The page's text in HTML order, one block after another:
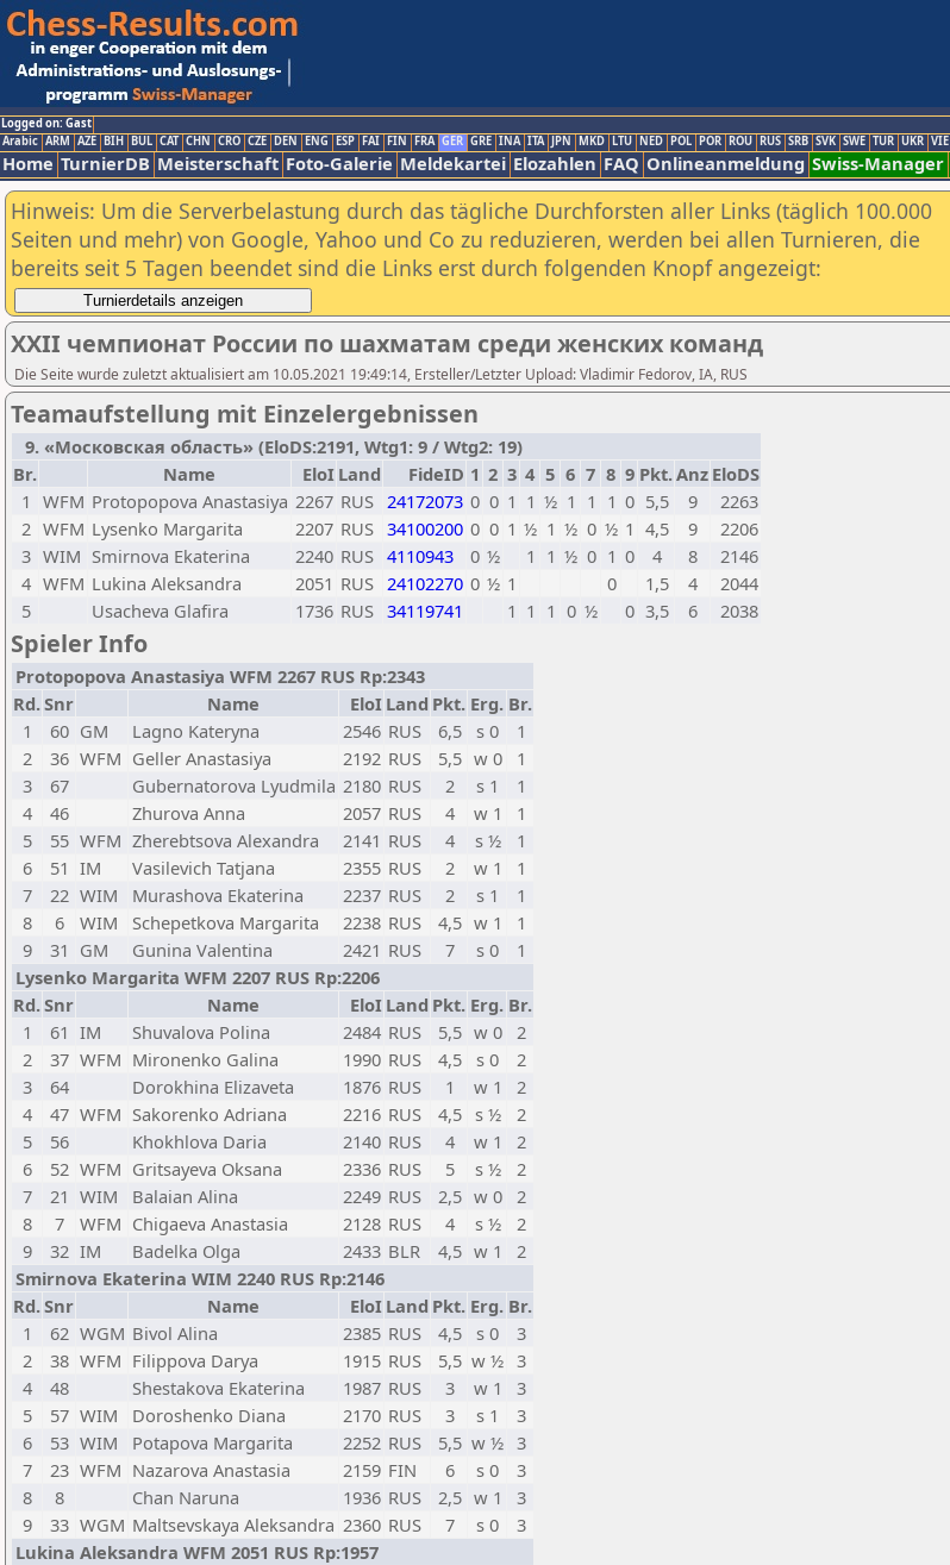
Logged on: Gast
Arabic ARM AZE BIH BUL CAT CHN CRO CZE DEN ENG ESP FAI FIN FRA GER GRE INA ITA JPN MKD LTU NED POL POR ROU RUS SRB SVK SWE TUR UKR VIE
Home TurnierDB Meisterschaft Foto-Galerie Meldekartei Elozahlen FAQ Onlineanmeldung Swiss-Manager
Hinweis: Um die Serverbelastung durch das tägliche Durchforsten aller Links (täglich 100.000
Seiten und mehr) von Google, Yahoo und Co zu reduzieren, werden bei allen Turnieren, die
bereits seit 5 Tagen beendet sind die Links erst durch folgenden Knopf angezeigt:
XXII чемпионат России по шахматам среди женских команд
Die Seite wurde zuletzt aktualisiert am 10.05.2021 19:49:14, Ersteller/Letzter Upload: Vladimir Fedorov, IA, RUS
Teamaufstellung mit Einzelergebnissen
9. «Московская область» (EloDS:2191, Wtg1: 9 / Wtg2: 19)
Br.
Name EloI Land FideID 1 2 3 4 5 6 7 8 9 Pkt.Anz EloDS
1 WFM Protopopova Anastasiya 2267 RUS 24172073 0 0 1 1 ½ 1 1 1 0 5,5 9
2263
2 WFM Lysenko Margarita 2207 RUS 34100200 0 0 1 ½ 1 ½ 0 ½ 1 4,5 9
2206
3 WIM Smirnova Ekaterina 2240 RUS 4110943 0 ½ 1 1 ½ 0 1 0 4 8
2146
4 WFM Lukina Aleksandra 2051 RUS 24102270 0 ½ 1 0 1,5 4
2044
5
Usacheva Glafira 1736 RUS 34119741 1 1 1 0 ½ 0 3,5 6 2038
Spieler Info
Protopopova Anastasiya WFM 2267 RUS Rp:2343
Rd.Snr Name EloI Land Pkt. Erg. Br.
1
60 GM Lagno Kateryna 2546 RUS 6,5 s 0
1
2
36 WFM Geller Anastasiya 2192 RUS 5,5 w 0
1
3
67 Gubernatorova Lyudmila 2180 RUS 2 s 1
1
4
46 Zhurova Anna 2057 RUS 4 w 1
1
5
55 WFM Zherebtsova Alexandra 2141 RUS 4 s ½
1
6
51 IM Vasilevich Tatjana 2355 RUS 2 w 1
1
7
22 WIM Murashova Ekaterina 2237 RUS 2 s 1
1
8
6 WIM Schepetkova Margarita 2238 RUS 4,5 w 1
1
9
31 GM Gunina Valentina 2421 RUS 7 s 0
1
Lysenko Margarita WFM 2207 RUS Rp:2206
Rd.Snr Name EloI Land Pkt. Erg. Br.
1
61 IM Shuvalova Polina 2484 RUS 5,5 w 0
2
2
37 WFM Mironenko Galina 1990 RUS 4,5 s 0
2
3
64 Dorokhina Elizaveta 1876 RUS 1 w 1
2
4
47 WFM Sakorenko Adriana 2216 RUS 4,5 s ½
2
5
56 Khokhlova Daria 2140 RUS 4 w 1
2
6
52 WFM Gritsayeva Oksana 2336 RUS 5 s ½
2
7
21 WIM Balaian Alina 2249 RUS 2,5 w 0
2
8
7 WFM Chigaeva Anastasia 2128 RUS 4 s ½
2
9
32 IM Badelka Olga 2433 BLR 4,5 w 1
2
Smirnova Ekaterina WIM 2240 RUS Rp:2146
Rd.Snr Name EloI Land Pkt. Erg. Br.
1
62 WGM Bivol Alina 2385 RUS 4,5 s 0
3
2
38 WFM Filippova Darya 1915 RUS 5,5 w ½ 3
4
48 Shestakova Ekaterina 1987 RUS 3 w 1
3
5
57 WIM Doroshenko Diana 2170 RUS 3 s 1
3
6
53 WIM Potapova Margarita 2252 RUS 5,5 w ½ 3
7
23 WFM Nazarova Anastasia 2159 FIN 6 s 0
3
8
8 Chan Naruna 1936 RUS 2,5 w 1
3
9
33 WGM Maltsevskaya Aleksandra 2360 RUS 7 s 0
3
Lukina Aleksandra WFM 2051 RUS Rp:1957